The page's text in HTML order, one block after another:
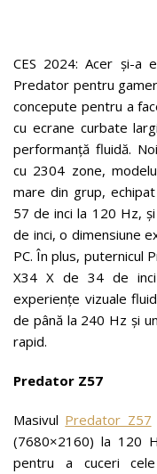
CES 2024: Acer și-a
Predator pentru
concepute pentru a
cu ecrane curbate
performanță fluidă.
cu 2304 zone,
mare din grup,
57 de inci la 120 Hz,
de inci, o dimensiune
PC. În plus, puternicul
X34 X de 34 de inci
experiențe vizuale
de până la 240 Hz și
rapid.
Predator Z57
Masivul Predator Z57
(7680×2160) la 120
pentru a cuceri